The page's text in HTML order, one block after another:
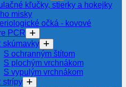
kľučky, stierky a hokejky
misky
očká - kovové
PCR
skúmavky
S ochranným štítom
S plochým vrchnákom
S vypulým vrchnákom
strípy